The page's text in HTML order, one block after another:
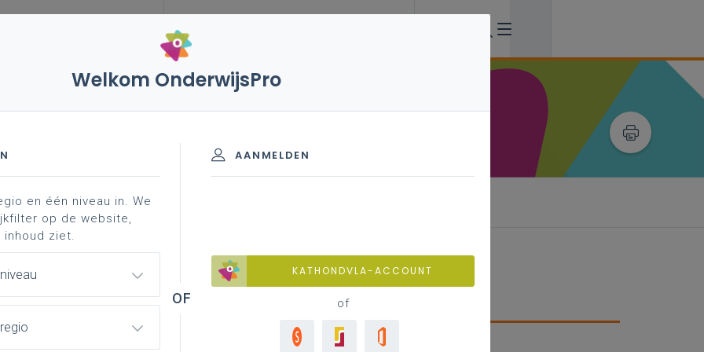
het memorandum
Ons eisenpakket
onderwijs te realiseren zijn er
wenden we ons tot de
Welkom OnderwijsPro
AANMELDEN
KATHONDVLA-ACCOUNT
of
en één niveau in. We
op de website,
ziet.